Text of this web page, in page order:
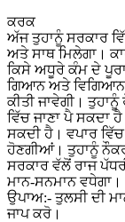
ਕਰਕ
ਅੱਜ ਤੁਹਾਨੂੰ ਸਰਕਾਰ
ਅਤੇ ਸਾਥ ਮਿਲੇਗਾ।
ਕਿਸੇ ਅਧੂਰੇ ਕੰਮ ਦੇ
ਗਿਆਨ ਅਤੇ ਵਿਗਿਆਨ
ਕੀਤੀ ਜਾਵੇਗੀ।
ਵਿੱਚ ਜਾਣਾ ਪੈ ਸਕਦਾ
ਸਕਦੀ ਹੈ। ਵਪਾਰ
ਹੋਣਗੀਆਂ। ਤੁਹਾਨੂੰ
ਸਰਕਾਰ ਵੱਲੋਂ ਰਾਜ
ਮਾਨ-ਸਨਮਾਨ ਵਧੇਗਾ।
ਉਪਾਅ:- ਤੁਲਸੀ ਦੀ
ਜਾਪ ਕਰੋ।